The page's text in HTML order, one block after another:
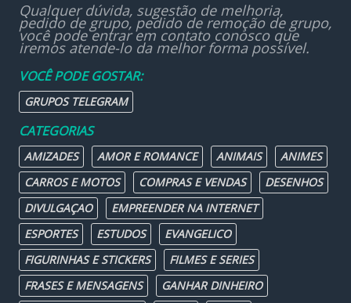
Qualquer dúvida, sugestão de melhoria,
pedido de grupo, pedido de remoção de grupo,
você pode entrar em contato conosco que
iremos atende-lo da melhor forma possível.
VOCÊ PODE GOSTAR:
GRUPOS TELEGRAM
CATEGORIAS
AMIZADES AMOR E ROMANCE ANIMAIS
ANIMES
CARROS E MOTOS
COMPRAS E VENDAS
DESENHOS
DIVULGAÇAO
EMPREENDER NA INTERNET
ESPORTES
ESTUDOS
EVANGELICO
FIGURINHAS E STICKERS
FILMES E SERIES
FRASES E MENSAGENS
GANHAR DINHEIRO